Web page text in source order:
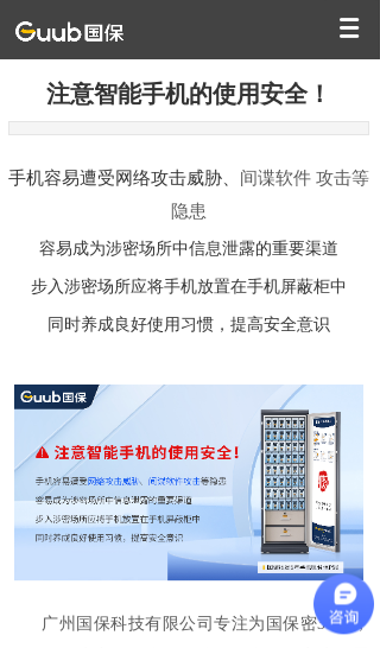
注意智能手机的使用安全！
手机容易遭受网络攻击威胁、 间谍软件 攻击等
隐患
容易成为涉密场所中信息泄露的重要渠道
步入涉密场所应将手机放置在手机屏蔽柜中
同时养成良好使用习惯，提高安全意识
广州国保科技有限公司专注为国保密33年，